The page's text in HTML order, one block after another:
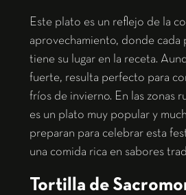
Este plato es un reflejo de la
aprovechamiento, donde cada
tiene su lugar en la receta.
fuerte, resulta perfecto para
fríos de invierno. En las zonas
es un plato muy popular y
preparan para celebrar esta
una comida rica en sabores
Tortilla de